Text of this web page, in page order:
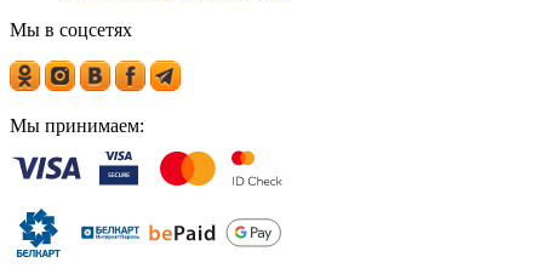
Мы в соцсетях
Мы принимаем: